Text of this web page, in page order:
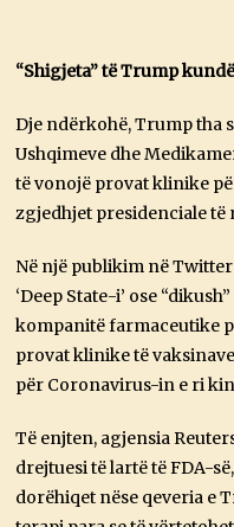
“Shigjeta” të Trump
Dje ndërkohë, Trump tha
Ushqimeve dhe
të vonojë provat klinike
zgjedhjet presidenciale të
Në një publikim në
‘Deep State-i’ ose
kompanitë farmaceutike
provat klinike të
për Coronavirus-in e ri
Të enjten, agjensia
drejtuesi të lartë të FDA-
dorëhiqet nëse qeveria e